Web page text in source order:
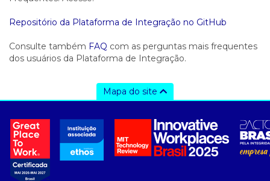
Repositório da Plataforma de Integração no GitHub
Consulte também FAQ com as perguntas mais frequentes
dos usuários da Plataforma de Integração.
Mapa do site
- sobre nós
- governança
- nossos associados
- integridade, riscos e auditoria